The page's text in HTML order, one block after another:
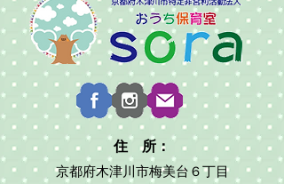
住 所：
京都府木津川市梅美台６丁目